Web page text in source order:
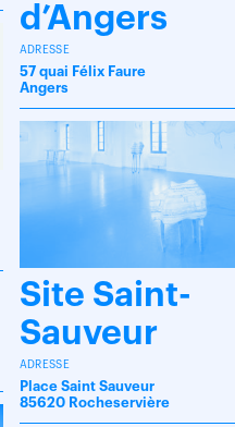
d’Angers
ADRESSE
57 quai Félix Faure
Angers
Site Saint-
Sauveur
ADRESSE
Place Saint Sauveur
85620 Rocheservière